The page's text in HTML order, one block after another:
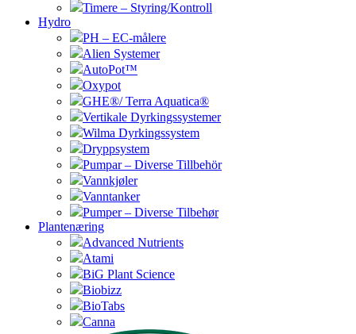
Timere – Styring/Kontroll
Hydro
PH – EC-målere
Alien Systemer
AutoPot™
Oxypot
GHE®/ Terra Aquatica®
Vertikale Dyrkingssystemer
Wilma Dyrkingssystem
Dryppsystem
Pumpar – Diverse Tillbehör
Vannkjøler
Vanntanker
Pumper – Diverse Tilbehør
Plantenæring
Advanced Nutrients
Atami
BiG Plant Science
Biobizz
BioTabs
Canna